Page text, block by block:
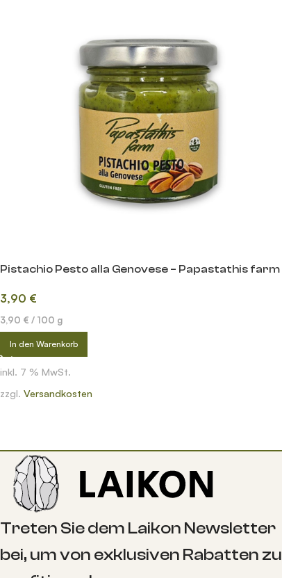
Pistachio Pesto alla Genovese – Papastathis farm
3,90 €
3,90 € / 100 g
In den Warenkorb
inkl. 7 % MwSt.
zzgl. Versandkosten
Treten Sie dem Laikon Newsletter
bei, um von exklusiven Rabatten zu